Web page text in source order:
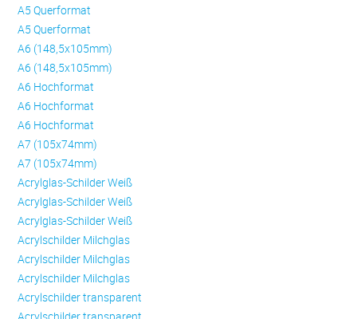
A5 Querformat
A5 Querformat
A6 (148,5x105mm)
A6 (148,5x105mm)
A6 Hochformat
A6 Hochformat
A6 Hochformat
A7 (105x74mm)
A7 (105x74mm)
Acrylglas-Schilder Weiß
Acrylglas-Schilder Weiß
Acrylglas-Schilder Weiß
Acrylschilder Milchglas
Acrylschilder Milchglas
Acrylschilder Milchglas
Acrylschilder transparent